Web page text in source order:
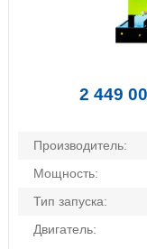
2 449
Производитель:
Мощность:
Тип запуска:
Двигатель: